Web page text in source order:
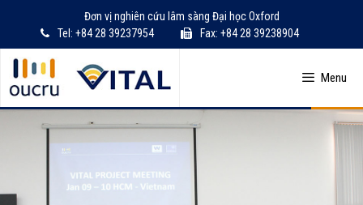
content
Đơn vị nghiên cứu lâm sàng Đại học Oxford
Tel: +84 28 39237954
Fax: +84 28 39238904
Menu